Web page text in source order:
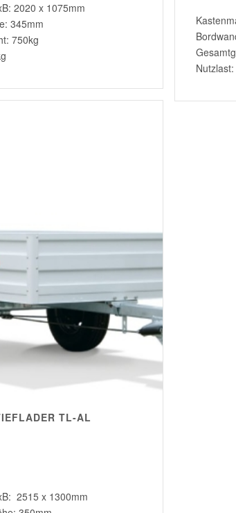
2020 x 1075mm
345mm
750kg
TL-AL
LxB: 2515 x 1300mm